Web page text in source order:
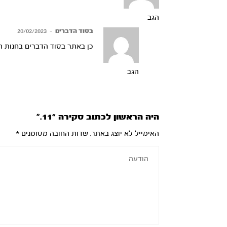
הגב
בסוד הדברים –
20/02/2023
כן באתר בסוד הדברים בחנות
הגב
היה הראשון לכתוב סקירה “11.”
האימייל לא יוצג באתר. שדות החובה מסומנים*